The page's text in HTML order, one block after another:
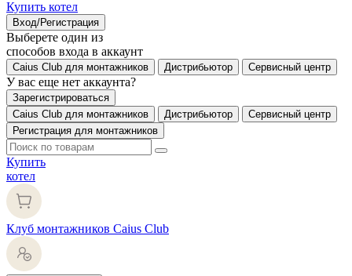
Купить котел
Вход/Регистрация
Выберете один из
способов входа в аккаунт
Caius Club для монтажников Дистрибьютор Сервисный центр
У вас еще нет аккаунта?
Зарегистрироваться
Caius Club для монтажников
Дистрибьютор
Сервисный центр
Регистрация для монтажников
Купить
котел
Клуб монтажников Caius Club